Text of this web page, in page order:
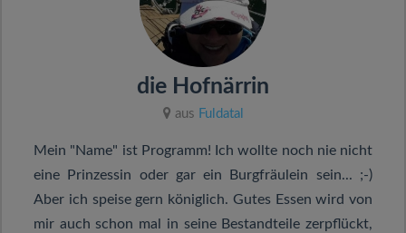
die Hofnärrin
aus Fuldatal
Mein "Name" ist Programm! Ich wollte noch nie nicht
eine Prinzessin oder gar ein Burgfräulein sein... ;-)
Aber ich speise gern königlich. Gutes Essen wird von
mir auch schon mal in seine Bestandteile zerpflückt,